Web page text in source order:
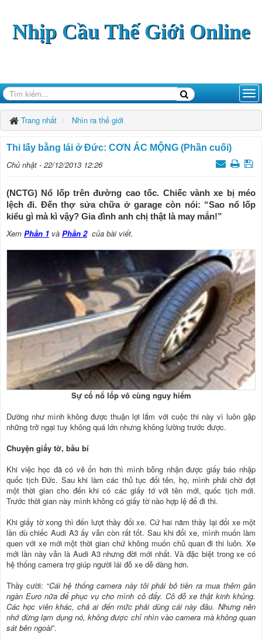
Nhịp Cầu Thế Giới Online
Trang nhất Nhìn ra thế giới
Thi lấy bằng lái ở Đức: CƠN ÁC MỘNG (Phần cuối)
Chủ nhật - 22/12/2013 12:26
(NCTG) Nổ lốp trên đường cao tốc. Chiếc vành xe bị méo
lệch đi. Đến thợ sửa chữa ở garage còn nói: “Sao nổ lốp
kiểu gì mà kì vậy? Gia đình anh chị thật là may mắn!”
Xem Phần 1 và Phần 2 của bài viết.
Sự cố nổ lốp vô cùng nguy hiểm
Dường như mình không được thuận lợi lắm với cuộc thi này vì luôn gặp
những trở ngại tuy không quá lớn nhưng không lường trước được.
Chuyện giấy tờ, bầu bí
Khi việc học đã có vẻ ổn hơn thì mình bỗng nhận được giấy báo nhập
quốc tịch Đức. Sau khi làm các thủ tục đổi tên, họ, mình phải chờ đợi
một thời gian cho đến khi có các giấy tớ với tên mới, quốc tịch mới.
Trước thời gian này mình không có giấy tờ nào hợp lệ để đi thi.
Khi giấy tờ xong thì đến lượt thầy đổi xe. Cứ hai năm thầy lại đổi xe một
lần dù chiếc Audi A3 ấy vẫn còn rất tốt. Sau khi đổi xe, mình muốn làm
quen với xe mới một thời gian chứ không muốn chủ quan đi thi luôn. Xe
mới lần này vẫn là Audi A3 nhưng đời mới nhất. Và đặc biệt trong xe có
hệ thống camera trợ giúp người lái đỗ xe dễ dàng hơn.
Thầy cười: “Cái hệ thống camera này tôi phải bỏ tiền ra mua thêm gần
ngàn Euro nữa để phục vụ cho mình cô đấy. Cô đỗ xe thật kinh khủng.
Các học viên khác, chả ai đến mức phải dùng cái này đâu. Nhưng nên
nhớ đừng lạm dụng nó, không được chỉ nhìn vào camera mà không quan
sát bên ngoài”.